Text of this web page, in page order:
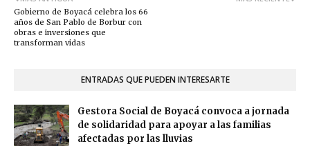
Gobierno de Boyacá celebra los 66
años de San Pablo de Borbur con
obras e inversiones que
transforman vidas
ENTRADAS QUE PUEDEN INTERESARTE
Gestora Social de Boyacá convoca a jornada
de solidaridad para apoyar a las familias
afectadas por las lluvias